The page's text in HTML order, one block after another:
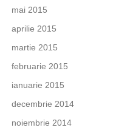
mai 2015
aprilie 2015
martie 2015
februarie 2015
ianuarie 2015
decembrie 2014
noiembrie 2014